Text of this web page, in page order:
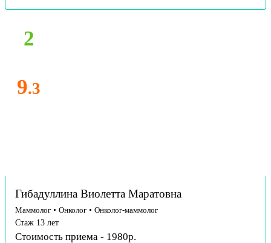
2
9.3
Гибадуллина Виолетта Маратовна
Маммолог • Онколог • Онколог-маммолог
Стаж 13 лет
Стоимость приема - 1980р.